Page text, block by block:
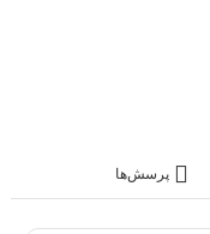
پرسش‌ها